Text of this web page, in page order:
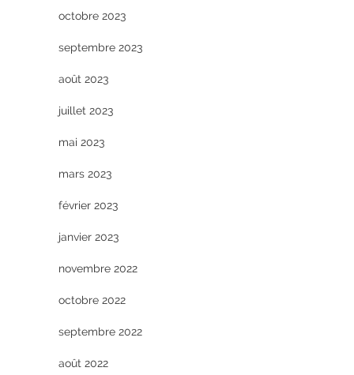
octobre 2023
septembre 2023
août 2023
juillet 2023
mai 2023
mars 2023
février 2023
janvier 2023
novembre 2022
octobre 2022
septembre 2022
août 2022